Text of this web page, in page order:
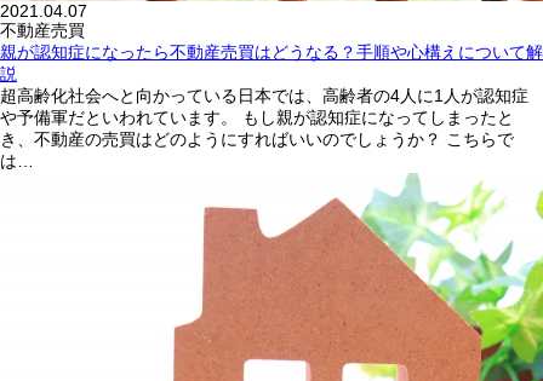
2021.04.07
不動産売買
親が認知症になったら不動産売買はどうなる？手順や心構えについて解
説
超高齢化社会へと向かっている日本では、高齢者の4人に1人が認知症
や予備軍だといわれています。 もし親が認知症になってしまったと
き、不動産の売買はどのようにすればいいのでしょうか？ こちらで
は…